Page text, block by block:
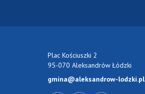
Plac Kościuszki 2
95-070 Aleksandrów Łódzki
gmina@aleksandrow-lodzki.pl